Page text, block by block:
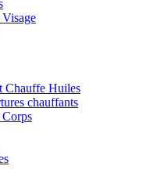
Visage
Chauffe Huiles
chauffants
Corps